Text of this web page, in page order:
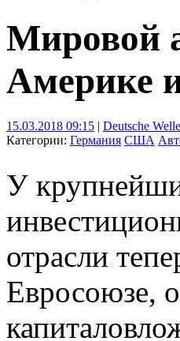
Мировой
Америке
15.03.2018 09:15 | Deutsche Welle
Категории: Германия США
У
отрасли
Евросоюзе,